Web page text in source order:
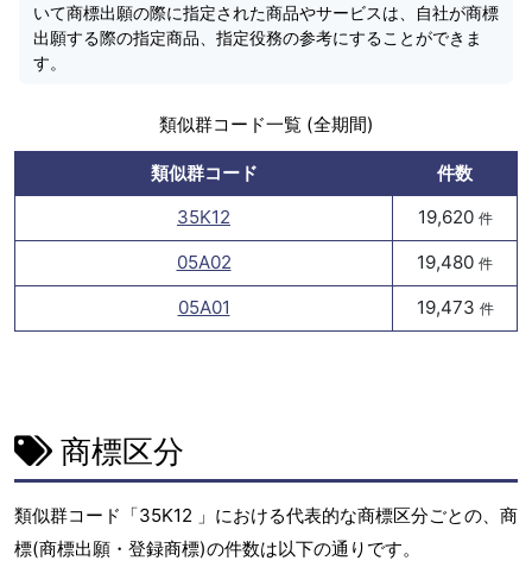
いて商標出願の際に指定された商品やサービスは、自社が商標
出願する際の指定商品、指定役務の参考にすることができま
す。
類似群コード一覧 (全期間)
類似群コード
件数
35K12
19,620 件
05A02 19,480 件
05A01 19,473 件
商標区分
類似群コード「35K12 」における代表的な商標区分ごとの、商
標(商標出願・登録商標)の件数は以下の通りです。